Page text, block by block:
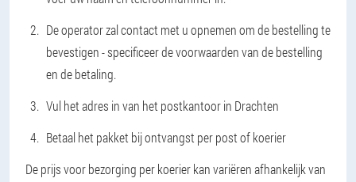
De operator zal contact met u opnemen om de bestelling te
bevestigen - specificeer de voorwaarden van de bestelling
en de betaling.
Vul het adres in van het postkantoor in Drachten
Betaal het pakket bij ontvangst per post of koerier
De prijs voor bezorging per koerier kan variëren afhankelijk van